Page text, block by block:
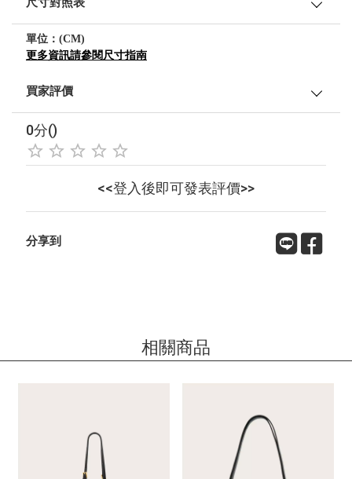
單位：(CM)
更多資訊請參閱尺寸指南
買家評價
0分()
<<登入後即可發表評價>>
分享到
相關商品